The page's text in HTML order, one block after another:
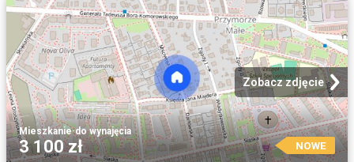
Zobacz zdjęcie
Mieszkanie·do wynajęcia
3 100 zł NOWE